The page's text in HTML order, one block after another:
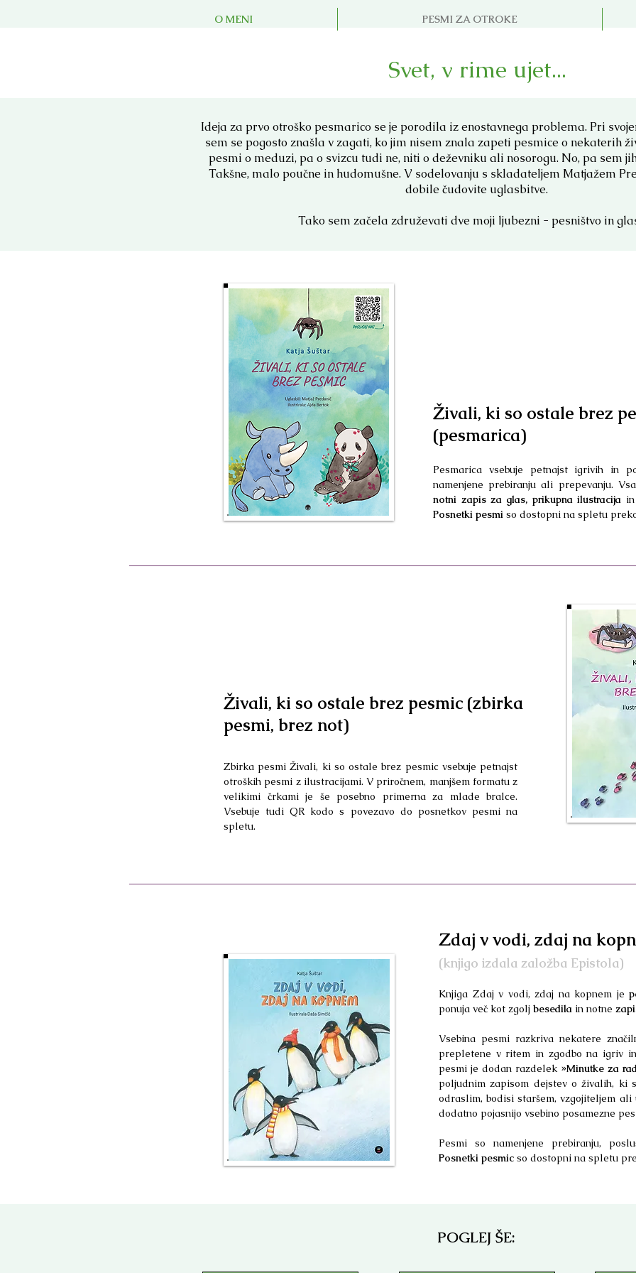
O MENI PESMI ZA OTROKE
Svet, v rime ujet...
Ideja za prvo otroško pesmarico se je porodila iz enostavnega problema. Pri
sem se pogosto znašla v zagati, ko jim nisem znala zapeti pesmice o nekaterih
pesmi o meduzi, pa o svizcu tudi ne, niti o deževniku ali nosorogu. No, pa sem
Takšne, malo poučne in hudomušne. V sodelovanju s skladateljem Matjažem
dobile čudovite uglasbitve.
Tako sem začela združevati dve moji ljubezni - pesništvo in
Živali, ki so ostale brez
(pesmarica)
Pesmarica vsebuje petnajst igrivih in
namenjene prebiranju ali prepevanju.
notni zapis za glas, prikupna ilustracija
Posnetki pesmi so dostopni na spletu
Živali, ki so ostale brez pesmic (zbirka
pesmi, brez not)
Zbirka pesmi Živali, ki so ostale brez pesmic vsebuje petnajst
otroških pesmi z ilustracijami. V priročnem, manjšem formatu z
velikimi črkami je še posebno primerna za mlade bralce.
Vsebuje tudi QR kodo s povezavo do posnetkov pesmi na
spletu.
Zdaj v vodi, zdaj na
(knjigo izdala založba Epistola)
Knjiga Zdaj v vodi, zdaj na kopnem je
ponuja več kot zgolj besedila in notne
Vsebina pesmi razkriva nekatere
prepletene v ritem in zgodbo na igriv
pesmi je dodan razdelek »Minutke za
poljudnim zapisom dejstev o živalih, ki
odraslim, bodisi staršem, vzgojiteljem
dodatno pojasnijo vsebino posamezne
Pesmi so namenjene prebiranju,
Posnetki pesmic so dostopni na spletu
POGLEJ ŠE: